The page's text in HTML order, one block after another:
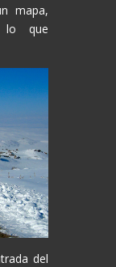
mapa,
lo que
del